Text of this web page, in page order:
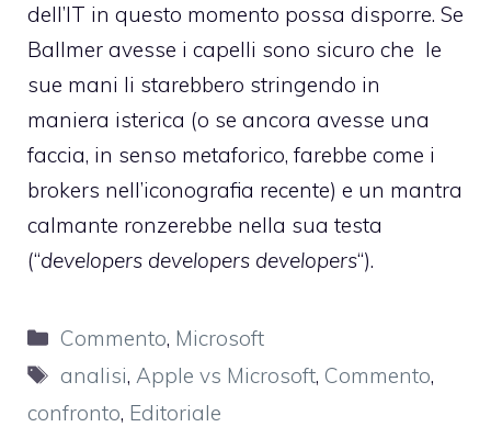
dell’IT in questo momento possa disporre. Se
Ballmer avesse i capelli sono sicuro che le
sue mani li starebbero stringendo in
maniera isterica (o se ancora avesse una
faccia, in senso metaforico, farebbe come i
brokers nell’iconografia recente) e un mantra
calmante ronzerebbe nella sua testa
(“developers developers developers“).
Categorie
Commento, Microsoft
Tag
analisi, Apple vs Microsoft, Commento,
confronto, Editoriale